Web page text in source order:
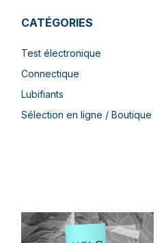
CATÉGORIES
Test électronique
Connectique
Lubifiants
Sélection en ligne / Boutique